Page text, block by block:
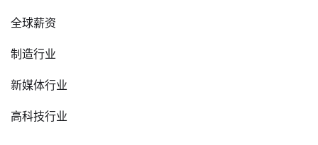
全球薪资
制造行业
新媒体行业
高科技行业